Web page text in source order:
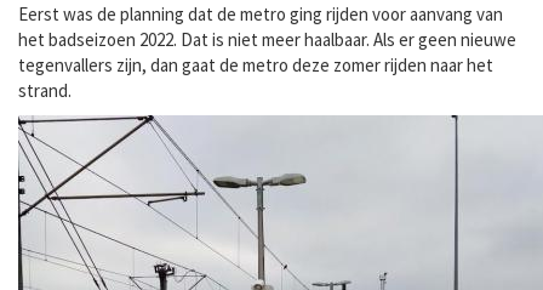
Eerst was de planning dat de metro ging rijden voor aanvang van
het badseizoen 2022. Dat is niet meer haalbaar. Als er geen nieuwe
tegenvallers zijn, dan gaat de metro deze zomer rijden naar het
strand.